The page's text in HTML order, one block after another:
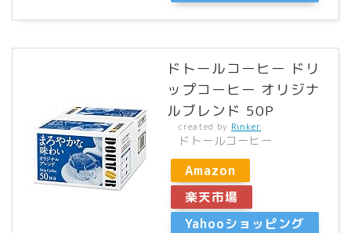
ドトールコーヒー ドリ
ップコーヒー オリジナ
ルブレンド 50P
created by Rinker
ドトールコーヒー
Amazon
楽天市場
Yahooショッピング